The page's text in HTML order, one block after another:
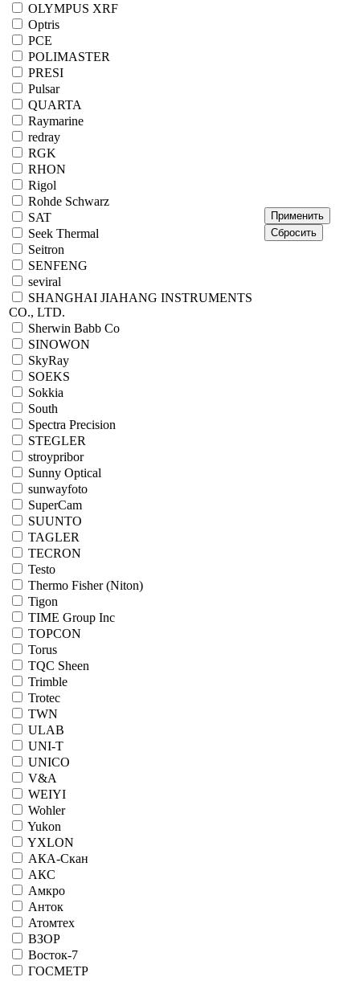
OLYMPUS XRF
Optris
PCE
POLIMASTER
PRESI
Pulsar
QUARTA
Raymarine
redray
RGK
RHON
Rigol
Rohde Schwarz
SAT
Seek Thermal
Seitron
SENFENG
seviral
SHANGHAI JIAHANG INSTRUMENTS
CO., LTD.
Sherwin Babb Co
SINOWON
SkyRay
SOEKS
Sokkia
South
Spectra Precision
STEGLER
stroypribor
Sunny Optical
sunwayfoto
SuperCam
SUUNTO
TAGLER
TECRON
Testo
Thermo Fisher (Niton)
Tigon
TIME Group Inc
TOPCON
Torus
TQC Sheen
Trimble
Trotec
TWN
ULAB
UNI-T
UNICO
V&A
WEIYI
Wohler
Yukon
YXLON
АКА-Скан
АКС
Амкро
Анток
Атомтех
ВЗОР
Восток-7
ГОСМЕТР